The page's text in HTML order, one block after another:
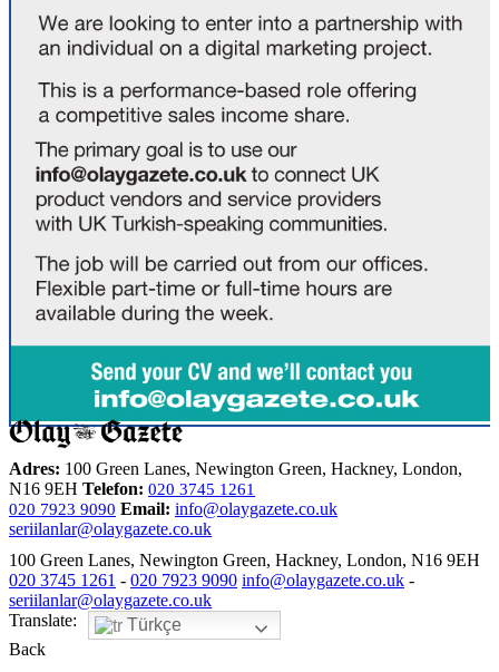
Adres: 100 Green Lanes, Newington Green, Hackney, London,
N16 9EH Telefon: 020 3745 1261
020 7923 9090 Email: info@olaygazete.co.uk
seriilanlar@olaygazete.co.uk
100 Green Lanes, Newington Green, Hackney, London, N16 9EH
020 3745 1261 - 020 7923 9090 info@olaygazete.co.uk -
seriilanlar@olaygazete.co.uk
Translate:
Türkçe
Back